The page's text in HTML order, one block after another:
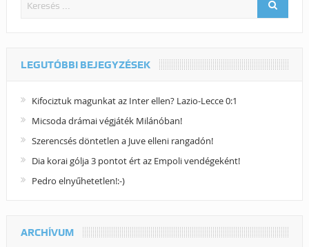
LEGUTÓBBI BEJEGYZÉSEK
Kifociztuk magunkat az Inter ellen? Lazio-Lecce 0:1
Micsoda drámai végjáték Milánóban!
Szerencsés döntetlen a Juve elleni rangadón!
Dia korai gólja 3 pontot ért az Empoli vendégeként!
Pedro elnyűhetetlen!:-)
ARCHÍVUM